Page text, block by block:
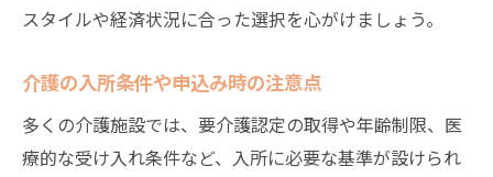
スタイルや経済状況に合った選択を心がけましょう。
介護の入所条件や申込み時の注意点
多くの介護施設では、要介護認定の取得や年齢制限、医
療的な受け入れ条件など、入所に必要な基準が設けられ